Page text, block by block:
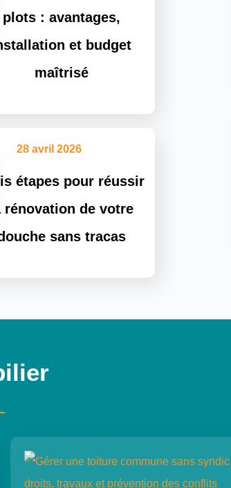
plots : avantages,
et budget
maîtrisé
28 avril 2026
étapes pour réussir
rénovation de votre
sans tracas